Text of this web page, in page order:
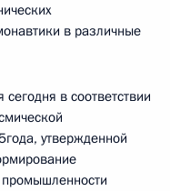
в различные
в соответствии
утвержденной